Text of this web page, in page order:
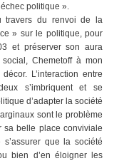
politique ».
travers du renvoi de la
» sur le politique, pour
et préserver son aura
Chemetoff à mon
L’interaction entre
s’imbriquent et se
d’adapter la société
sont le problème
sa belle place conviviale
que la société
bien d’en éloigner les